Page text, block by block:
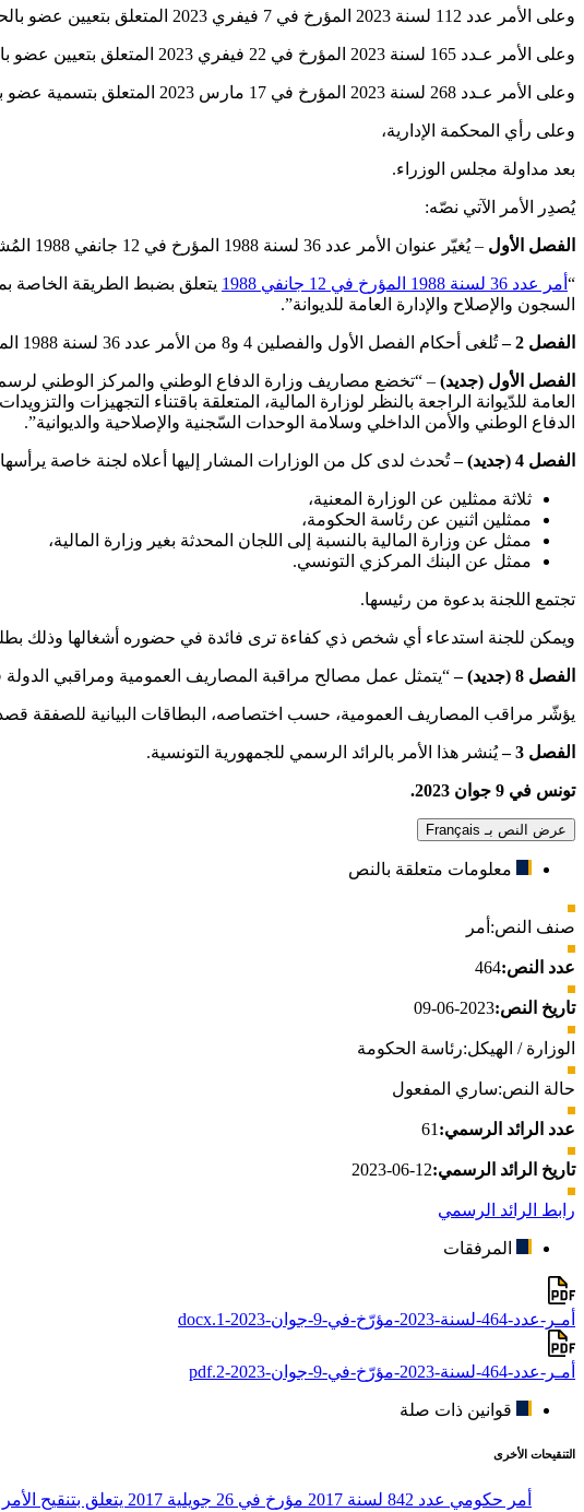
وعلى الأمر عدد 112 لسنة 2023 المؤرخ في 7 فيفري 2023 المتعلق بتعيين عضو بالحكومة،
وعلى الأمر عـدد 165 لسنة 2023 المؤرخ في 22 فيفري 2023 المتعلق بتعيين عضو بالحكومة،
وعلى الأمر عـدد 268 لسنة 2023 المؤرخ في 17 مارس 2023 المتعلق بتسمية عضو بالحكومة،
وعلى رأي المحكمة الإدارية،
بعد مداولة مجلس الوزراء.
يُصدِر الأمر الآتي نصّه:
الفصل الأول – يُغيّر عنوان الأمر عدد 36 لسنة 1988 المؤرخ في 12 جانفي 1988 المُشار إليه أعلاه كما يلي:
“ أمر عدد 36 لسنة 1988 المؤرخ في 12 جانفي 1988
يتعلق بضبط الطريقة الخاصة
السجون والإصلاح والإدارة العامة للديوانة”.
الفصل 2 – تُلغى أحكام الفصل الأول والفصلين 4 و8 من الأمر عدد 36 لسنة 1988 المؤرخ في 12 جانفي 1988 المشار إليه أعلاه وتُعوض بالأحكام التالية:
الفصل الأول (جديد) – “تخضع مصاريف وزارة الدفاع الوطني والمركز الوطني لرسم
العامة للدّيوانة الراجعة بالنظر لوزارة المالية، المتعلقة باقتناء التجهيزات
الدفاع الوطني والأمن الداخلي وسلامة الوحدات السّجنية والإصلاحية والديوانية”.
الفصل 4 (جديد) – تُحدث لدى كل من الوزارات المشار إليها أعلاه لجنة خاصة
ثلاثة ممثلين عن الوزارة المعنية،
ممثلين اثنين عن رئاسة الحكومة،
ممثل عن وزارة المالية بالنسبة إلى اللجان المحدثة بغير وزارة المالية،
ممثل عن البنك المركزي التونسي.
تجتمع اللجنة بدعوة من رئيسها.
ويمكن للجنة استدعاء أي شخص ذي كفاءة ترى فائدة في حضوره أشغالها وذلك
الفصل 8 (جديد) – “يتمثل عمل مصالح مراقبة المصاريف العمومية ومراقبي
يؤشّر مراقب المصاريف العمومية، حسب اختصاصه، البطاقات البيانية للصفقة قصد
الفصل 3 – يُنشر هذا الأمر بالرائد الرسمي للجمهورية التونسية.
تونس في 9 جوان 2023.
عرض النص بـ Français
معلومات متعلقة بالنص
صنف النص: أمر
عدد النص:464
تاريخ النص:2023-06-09
الوزارة / الهيكل:رئاسة الحكومة
حالة النص:ساري المفعول
عدد الرائد الرسمي: 61
تاريخ الرائد الرسمي:12-06-2023
رابط الرائد الرسمي
المرفقات
أمـر-عدد-464-لسنة-2023-مؤرّخ-في-9-جوان-2023-1.docx
أمـر-عدد-464-لسنة-2023-مؤرّخ-في-9-جوان-2023-2.pdf
قوانين ذات صلة
التنقيحات الأخرى